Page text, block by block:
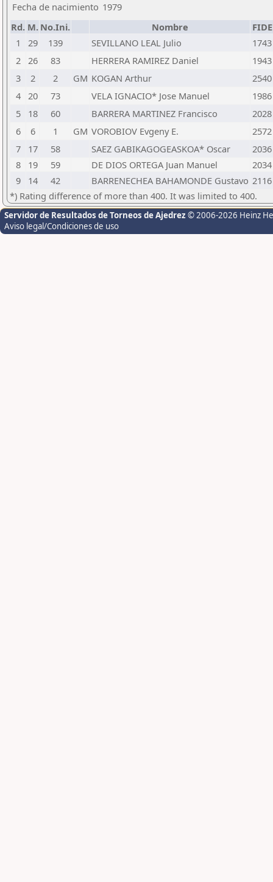
Fecha de nacimiento 1979
Rd. M. No.Ini. Nombre
FIDE
1
29 139 SEVILLANO LEAL Julio
1743
2 26 83 HERRERA RAMIREZ Daniel
1943
3
2 2 GM KOGAN Arthur
2540
4 20 73 VELA IGNACIO* Jose Manuel
1986
5
18 60 BARRERA MARTINEZ Francisco
2028
6
6 1 GM VOROBIOV Evgeny E.
2572
7
17 58 SAEZ GABIKAGOGEASKOA* Oscar
2036
8
19 59 DE DIOS ORTEGA Juan Manuel
2034
9
14 42 BARRENECHEA BAHAMONDE Gustavo 2116
*) Rating difference of more than 400. It was limited to 400.
Servidor de Resultados de Torneos de Ajedrez © 2006-2026 Heinz
Aviso legal/Condiciones de uso